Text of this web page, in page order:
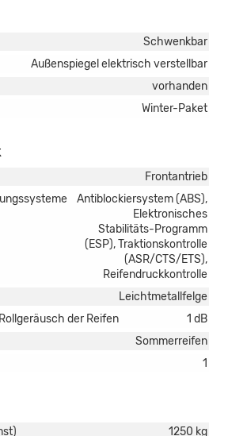
Schwenkbar
Außenspiegel elektrisch verstellbar
vorhanden
Winter-Paket
Frontantrieb
Antiblockiersystem (ABS),
Elektronisches
Stabilitäts-Programm
(ESP), Traktionskontrolle
(ASR/CTS/ETS),
Reifendruckkontrolle
Leichtmetallfelge
der Reifen
1 dB
Sommerreifen
1
1250 kg